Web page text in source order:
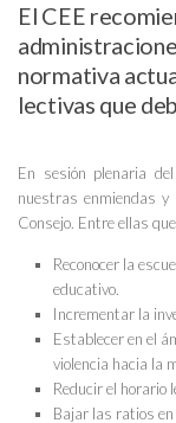
El CEE
normativa
lectivas que
En sesión plenaria
nuestras enmiendas
Consejo. Entre ellas
Reconocer la
educativo.
Incrementar la
Establecer en el
violencia hacia la
Reducir el horario
Bajar las ratios